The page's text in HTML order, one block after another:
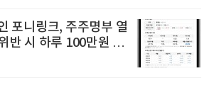
포니링크, 주주명부 열
반 시 하루 100만원 청